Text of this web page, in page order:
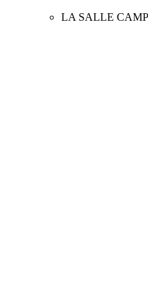
LA SALLE